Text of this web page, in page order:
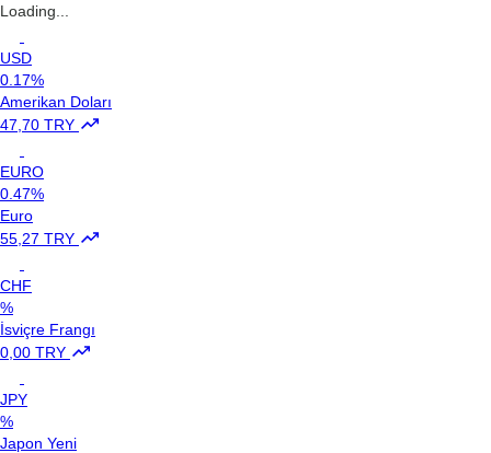
Loading...
USD
0.17%
Amerikan Doları
47,70 TRY
EURO
0.47%
Euro
55,27 TRY
CHF
%
İsviçre Frangı
0,00 TRY
JPY
%
Japon Yeni